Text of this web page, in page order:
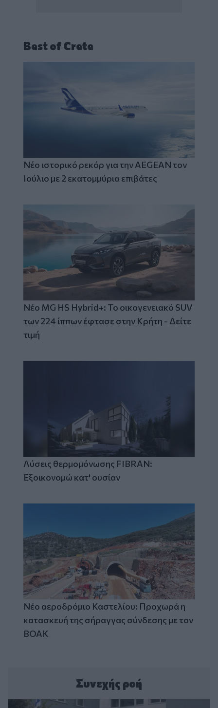
Best of Crete
Νέο ιστορικό ρεκόρ για την AEGEAN τον
Ιούλιο με 2 εκατομμύρια επιβάτες
Νέο MG HS Hybrid+: Το οικογενειακό SUV
των 224 ίππων έφτασε στην Κρήτη - Δείτε
τιμή
Λύσεις θερμομόνωσης FIBRAN:
Εξοικονομώ κατ' ουσίαν
Νέο αεροδρόμιο Καστελίου: Προχωρά η
κατασκευή της σήραγγας σύνδεσης με τον
ΒΟΑΚ
Συνεχής ροή